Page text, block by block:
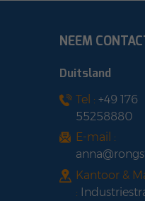
NEEM
Duitsland
Tel : +49 176
55258880
E-mail :
Kantoor &
: